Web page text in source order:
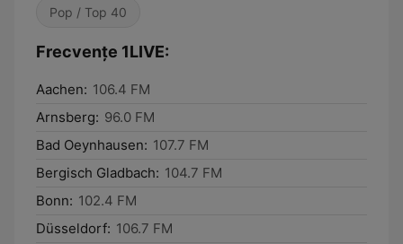
Pop / Top 40
Frecvențe 1LIVE:
Aachen: 106.4 FM
Arnsberg: 96.0 FM
Bad Oeynhausen: 107.7 FM
Bergisch Gladbach: 104.7 FM
Bonn: 102.4 FM
Düsseldorf: 106.7 FM